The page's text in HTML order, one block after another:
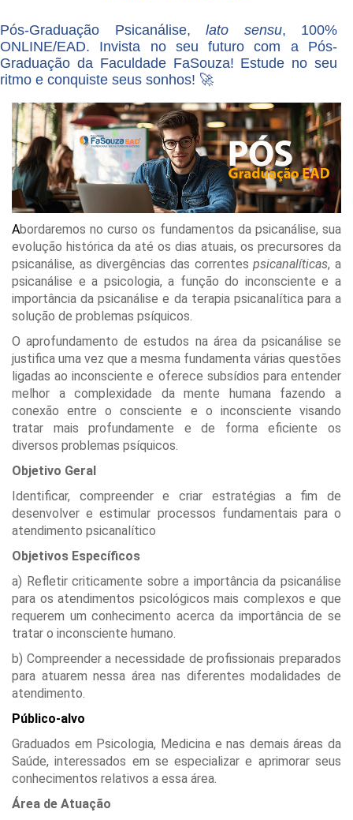
Pós-Graduação Psicanálise, lato sensu, 100%
ONLINE/EAD. Invista no seu futuro com a Pós-
Graduação da Faculdade FaSouza! Estude no seu
ritmo e conquiste seus sonhos! 🚀
Abordaremos no curso os fundamentos da psicanálise, sua
evolução histórica da até os dias atuais, os precursores da
psicanálise, as divergências das correntespsicanalíticas, a
psicanálise e a psicologia, a função do inconsciente e a
importância da psicanálise e da terapia psicanalítica para a
solução de problemas psíquicos.
O aprofundamento de estudos na área da psicanálise se
justifica uma vez que a mesma fundamenta várias questões
ligadas ao inconsciente e oferece subsídios para entender
melhor a complexidade da mente humana fazendo a
conexão entre o consciente e o inconsciente visando
tratar mais profundamente e de forma eficiente os
diversos problemas psíquicos.
Objetivo Geral
Identificar, compreender e criar estratégias a fim de
desenvolver e estimular processos fundamentais para o
atendimento psicanalítico
Objetivos Específicos
a) Refletir criticamente sobre a importância da psicanálise
para os atendimentos psicológicos mais complexos e que
requerem um conhecimento acerca da importância de se
tratar o inconsciente humano.
b) Compreender a necessidade de profissionais preparados
para atuarem nessa área nas diferentes modalidades de
atendimento.
Público-alvo
Graduados em Psicologia, Medicina e nas demais áreas da
Saúde, interessados em se especializar e aprimorar seus
conhecimentos relativos a essa área.
Área de Atuação